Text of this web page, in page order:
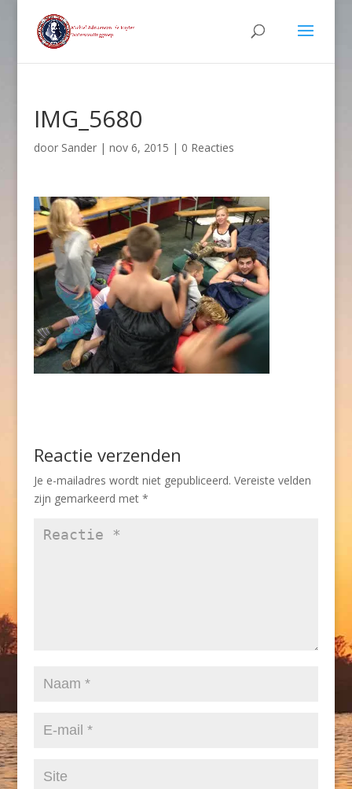
IMG_5680
door Sander| nov 6, 2015 | 0 Reacties
Reactie verzenden
Je e-mailadres wordt niet gepubliceerd. Vereiste velden
zijn gemarkeerd met *